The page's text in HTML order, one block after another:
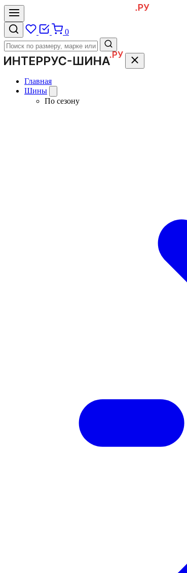
0
Главная
Шины
По сезону